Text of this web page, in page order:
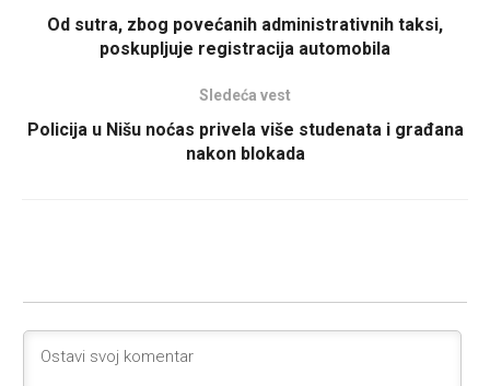
Od sutra, zbog povećanih administrativnih taksi,
poskupljuje registracija automobila
Sledeća vest
Policija u Nišu noćas privela više studenata i građana
nakon blokada